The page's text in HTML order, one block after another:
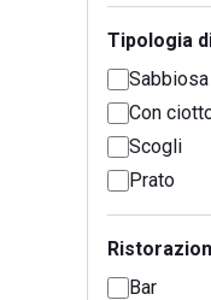
Tipologia
Sabbiosa
Con
Scogli
Prato
Bar